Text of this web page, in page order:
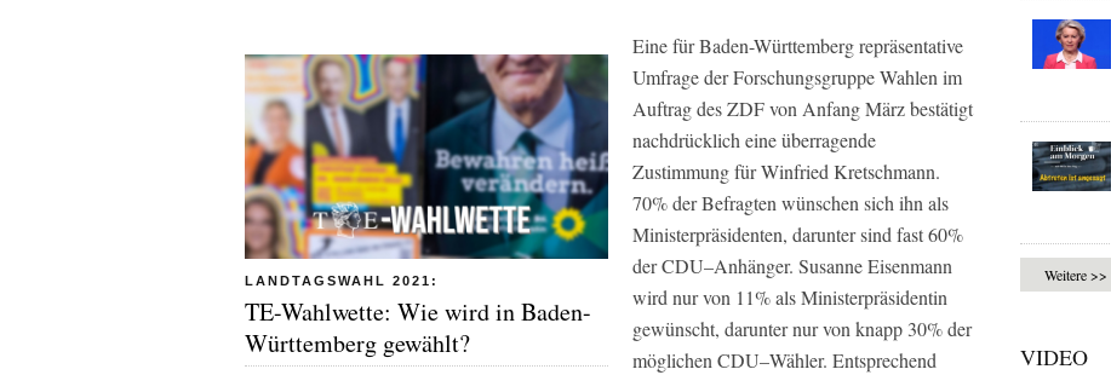
LANDTAGSWAHL 2021:
TE-Wahlwette: Wie wird in Baden-
Württemberg gewählt?
Eine für Baden-Württemberg repräsentative
Umfrage der Forschungsgruppe Wahlen im
Auftrag desZDFvon Anfang März bestätigt
nachdrücklich eine überragende
Zustimmung für Winfried Kretschmann.
70% der Befragten wünschen sich ihn als
Ministerpräsidenten, darunter sind fast 60%
der CDU–Anhänger. Susanne Eisenmann
wird nur von 11% als Ministerpräsidentin
gewünscht, darunter nur von knapp 30% der
möglichen CDU–Wähler. Entsprechend
Weitere >>
VIDEO